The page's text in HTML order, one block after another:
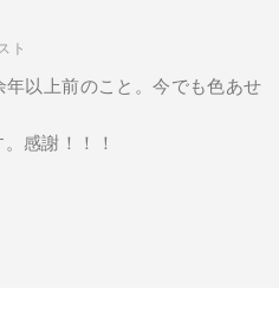
ト
以上前のこと。今でも色あせ
感謝！！！